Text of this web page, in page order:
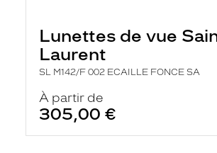
Lunettes de vue
Laurent
SL M142/F 002 ECAILLE FONCE SA
À partir de
305,00 €